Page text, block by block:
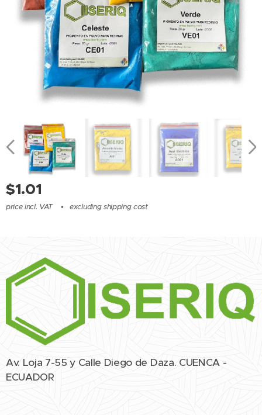
$1.01
price incl. VAT excluding shipping cost
Av. Loja 7-55 y Calle Diego de Daza. CUENCA -
ECUADOR